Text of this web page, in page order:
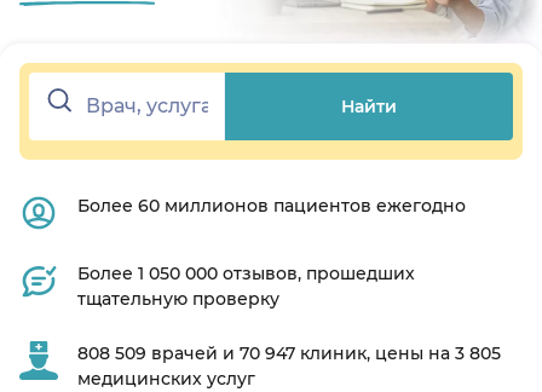
Найти
Более 60 миллионов пациентов ежегодно
Более 1 050 000 отзывов, прошедших
тщательную проверку
808 509 врачей и 70 947 клиник, цены на 3 805
медицинских услуг